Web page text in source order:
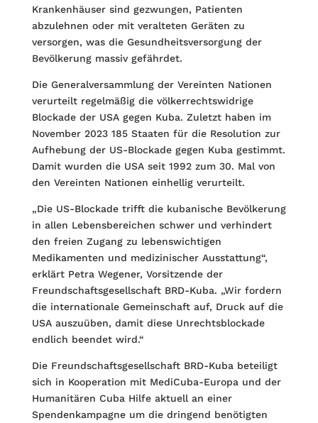
Krankenhäuser sind gezwungen, Patienten
abzulehnen oder mit veralteten Geräten zu
versorgen, was die Gesundheitsversorgung der
Bevölkerung massiv gefährdet.
Die Generalversammlung der Vereinten Nationen
verurteilt regelmäßig die völkerrechtswidrige
Blockade der USA gegen Kuba. Zuletzt haben im
November 2023 185 Staaten für die Resolution zur
Aufhebung der US-Blockade gegen Kuba gestimmt.
Damit wurden die USA seit 1992 zum 30. Mal von
den Vereinten Nationen einhellig verurteilt.
„Die US-Blockade trifft die kubanische Bevölkerung
in allen Lebensbereichen schwer und verhindert
den freien Zugang zu lebenswichtigen
Medikamenten und medizinischer Ausstattung“,
erklärt Petra Wegener, Vorsitzende der
Freundschaftsgesellschaft BRD-Kuba. „Wir fordern
die internationale Gemeinschaft auf, Druck auf die
USA auszuüben, damit diese Unrechtsblockade
endlich beendet wird.“
Die Freundschaftsgesellschaft BRD-Kuba beteiligt
sich in Kooperation mit MediCuba-Europa und der
Humanitären Cuba Hilfe aktuell an einer
Spendenkampagne um die dringend benötigten